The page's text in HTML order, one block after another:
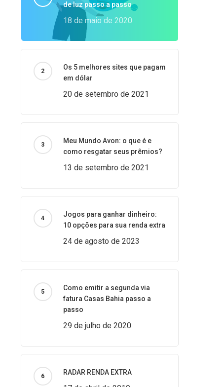
de luz passo a passo
18 de maio de 2020
Os 5 melhores sites que pagam
em dólar
20 de setembro de 2021
Meu Mundo Avon: o que é e
como resgatar seus prêmios?
13 de setembro de 2021
Jogos para ganhar dinheiro:
10 opções para sua renda extra
24 de agosto de 2023
Como emitir a segunda via
fatura Casas Bahia passo a
passo
29 de julho de 2020
RADAR RENDA EXTRA